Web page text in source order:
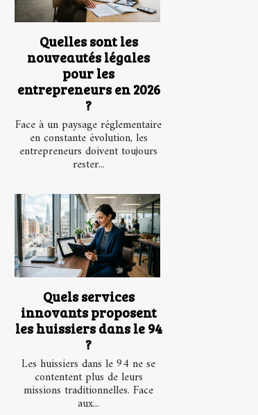
Quelles sont les
nouveautés légales
pour les
entrepreneurs en 2026
?
Face à un paysage réglementaire
en constante évolution, les
entrepreneurs doivent toujours
rester...
Quels services
innovants proposent
les huissiers dans le 94
?
Les huissiers dans le 94 ne se
contentent plus de leurs
missions traditionnelles. Face
aux...